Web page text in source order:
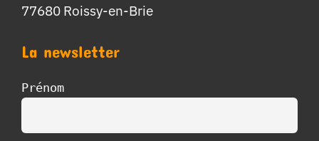
77680 Roissy-en-Brie
La newsletter
Prénom